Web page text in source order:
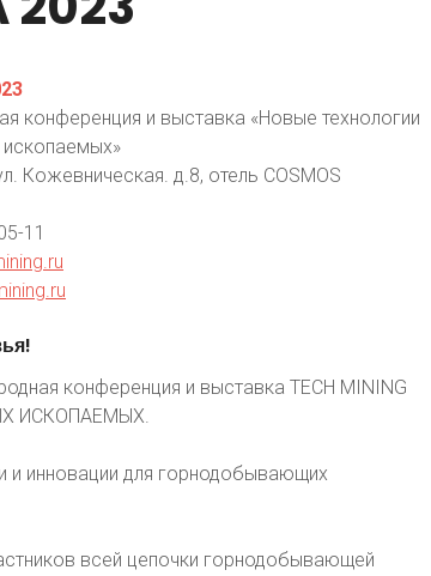
конференция и выставка «Новые технологии
Кожевническая. д.8, отель COSMOS
11
конференция и выставка TECH MINING
ИСКОПАЕМЫХ.
и инновации для горнодобывающих
всей цепочки горнодобывающей